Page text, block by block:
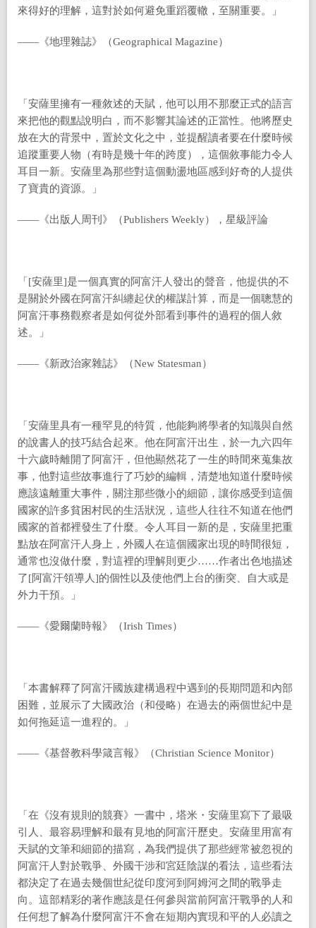
來得好的理解，這對於如何避免重蹈覆轍，至關重要。」
――《地理雜誌》（Geographical Magazine）
「安薩里擁有一種敘述的天賦，他可以用不那麼正式的語言
來把他的觀點說明白，而不影響其論述的正當性。他將歷史
放在大的背景中，置於文化之中，並提醒讀者要在什麼時候
追蹤重要人物（有時是幾十年的跨度），這個敘事能力令人
耳目一新。安薩里為那些對這個動盪地區感到好奇的人提供
了寶貴的資源。」
――《出版人周刊》（Publishers Weekly），星級評論
「[安薩里]是一個真實的阿富汗人發出的聲音，他提供的不
是關於外國在阿富汗糾纏起伏的權謀計算，而是一個聰慧的
阿富汗事務觀察者是如何從外部看到事件的過程的個人敘
述。」
――《新政治家雜誌》（New Statesman）
「安薩里具有一種罕見的特質，他能夠將學者的知識與自然
的說書人的技巧結合起來。他在阿富汗出生，於一九六四年
十六歲時離開了阿富汗，但他顯然花了一生的時間來蒐集故
事，他對這些故事進行了巧妙的編輯，清楚地知道什麼時候
應該遠離重大事件，關注那些微小的細節，讓你感受到這個
國家的許多貧困村民的生活狀況，這些人往往不知道在他們
國家的首都裡發生了什麼。令人耳目一新的是，安薩里把重
點放在阿富汗人身上，外國人在這個國家出現的時間很短，
通常也沒做什麼，對這裡的理解則更少……作者出色地描述
了[阿富汗領導人]的個性以及使他們上台的衝突、自大或是
外力干預。」
――《愛爾蘭時報》（Irish Times）
「本書解釋了阿富汗國族建構過程中遇到的長期問題和內部
困難，並展示了大國政治（和侵略）在過去的兩個世紀中是
如何拖延這一進程的。」
――《基督教科學箴言報》（Christian Science Monitor）
「在《沒有規則的競賽》一書中，塔米・安薩里寫下了最吸
引人、最容易理解和最有見地的阿富汗歷史。安薩里用富有
天賦的文筆和細節的描寫，為我們提供了那些經常被忽視的
阿富汗人對於戰爭、外國干涉和宮廷陰謀的看法，這些看法
都決定了在過去幾個世紀從印度河到阿姆河之間的戰爭走
向。這部精彩的著作應該是任何參與當前阿富汗戰爭的人和
任何想了解為什麼阿富汗不會在短期內實現和平的人必讀之